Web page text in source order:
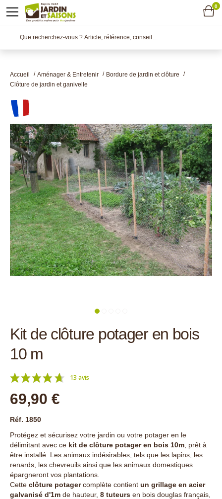
Accueil Aménager & Entretenir
Bordure de jardin et clôture
Clôture de jardin et ganivelle
Kit de clôture potager en bois
10 m
13 avis
69,90 €
Réf. 1850
Protégez et sécurisez votre jardin ou votre potager en le
délimitant avec ce kit de clôture potager en bois 10m , prêt à
être installé. Les animaux indésirables, tels que les lapins, les
renards, les chevreuils ainsi que les animaux domestiques
épargneront vos plantations.
Cette clôture potagercomplète contient un grillage en acier
galvanisé d'1m de hauteur, 8 tuteurs en bois douglas français,
0